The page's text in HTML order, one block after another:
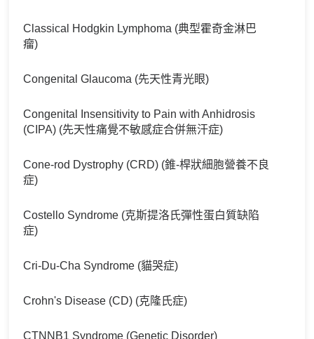
Classical Hodgkin Lymphoma (典型霍奇金淋巴
瘤)
Congenital Glaucoma (先天性青光眼)
Congenital Insensitivity to Pain with Anhidrosis
(CIPA) (先天性痛覺不敏感症合併無汗症)
Cone-rod Dystrophy (CRD) (錐-桿狀細胞營養不良
症)
Costello Syndrome (克斯提洛氏彈性蛋白質缺陷
症)
Cri-Du-Cha Syndrome (貓哭症)
Crohn's Disease (CD) (克隆氏症)
CTNNB1 Syndrome (Genetic Disorder)